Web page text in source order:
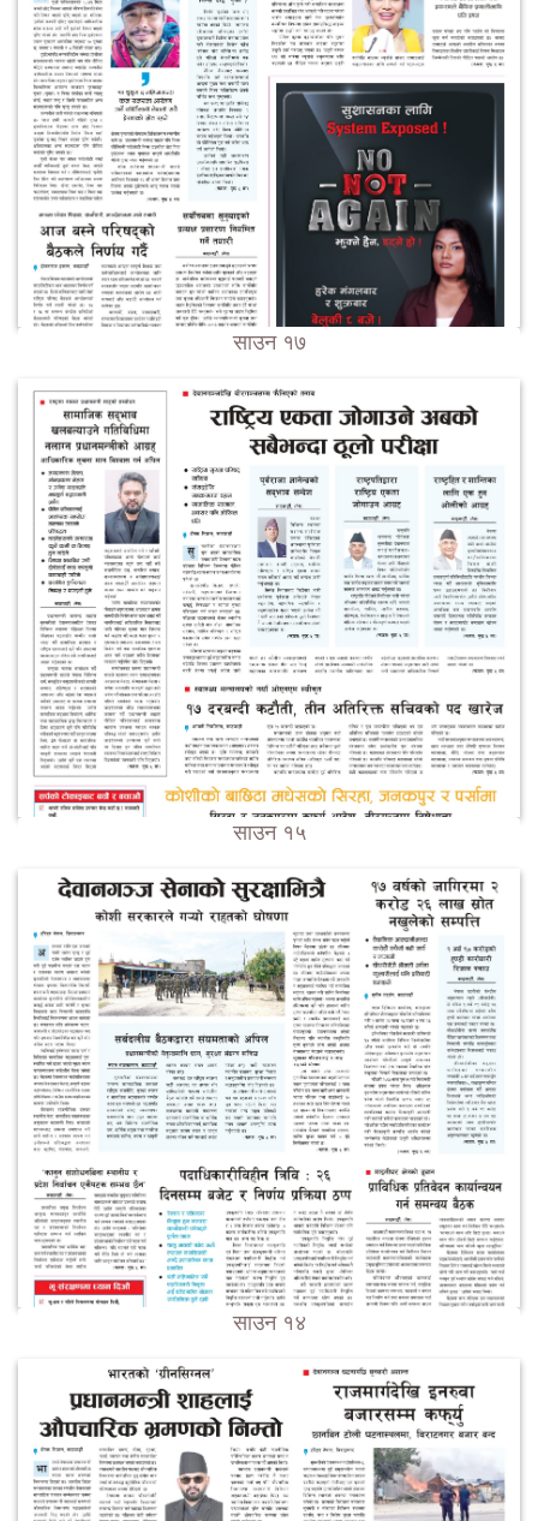
साउन १७
साउन १५
साउन १४